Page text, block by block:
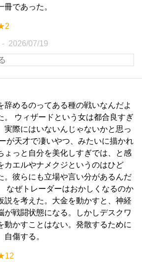
冊であった。
2026/07/19
辞めるのってある種の戦いなんだよ
。 ウィザードという女は都合良すぎ
実際にはいないんじゃないかと思っ
が天才で凄いやつ、みたいに描かれ
ょっと自分を美化しすぎでは、と感
カエルやナメクジというのはひど
。彼らにも立場や言い分があるんだ
なぜトレーダーはおかしくなるのか
説を考えた。大金を動かすと、神経
が戦闘状態になる。しかしデスクワ
動かすことはない。発散するために
自傷する。